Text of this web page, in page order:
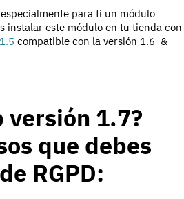
para ti un módulo
instalar este módulo en tu tienda con
compatible con la versión 1.6 &
versión 1.7?
que debes
RGPD: